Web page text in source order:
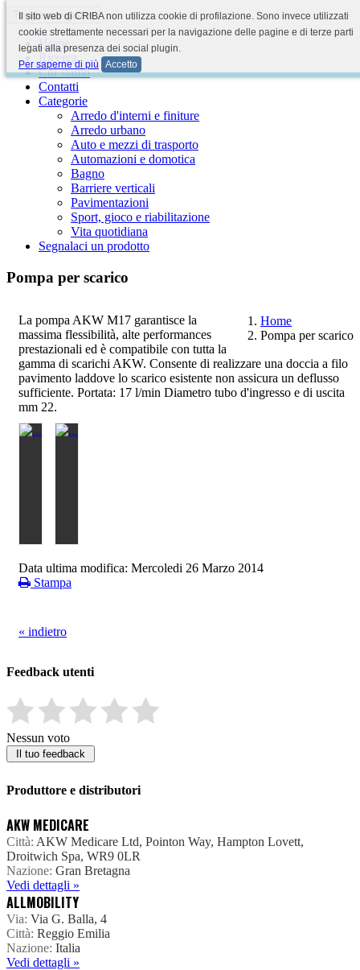
Toggle navigation
Home
Ricerca
Chi siamo
Contatti
Categorie
Arredo d'interni e finiture
Arredo urbano
Auto e mezzi di trasporto
Automazioni e domotica
Bagno
Barriere verticali
Pavimentazioni
Sport, gioco e riabilitazione
Vita quotidiana
Segnalaci un prodotto
Pompa per scarico
Home
Pompa per scarico
La pompa AKW M17 garantisce la
massima flessibilità, alte performances
prestazionali ed è compatibile con tutta la
gamma di scarichi AKW. Consente di realizzare una doccia a filo
pavimento laddove lo scarico esistente non assicura un deflusso
sufficiente. Portata: 17 l/min Diametro tubo d'ingresso e di uscita
mm 22.
Data ultima modifica: Mercoledi 26 Marzo 2014
Stampa
« indietro
Feedback utenti
Nessun voto
Il tuo feedback
Produttore e distributori
AKW MEDICARE
Città: AKW Medicare Ltd, Pointon Way, Hampton Lovett,
Droitwich Spa, WR9 0LR
Nazione: Gran Bretagna
Vedi dettagli »
ALLMOBILITY
Via: Via G. Balla, 4
Città: Reggio Emilia
Nazione: Italia
Vedi dettagli »
Il sito web di CRIBA non utilizza cookie di profilazione. Sono invece utilizzati
cookie strettamente necessari per la navigazione delle pagine e di terze parti
legati alla presenza dei social plugin.
Per saperne di più
Accetto